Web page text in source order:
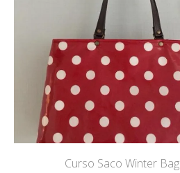
Curso Saco Winter Bag